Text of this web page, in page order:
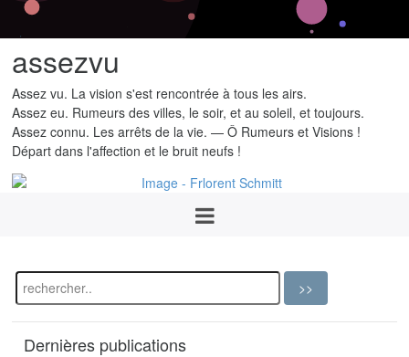
assezvu
Assez vu. La vision s'est rencontrée à tous les airs.
Assez eu. Rumeurs des villes, le soir, et au soleil, et toujours.
Assez connu. Les arrêts de la vie. — Ô Rumeurs et Visions !
Départ dans l'affection et le bruit neufs !
Dernières publications